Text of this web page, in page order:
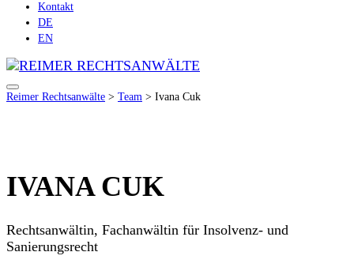
Kontakt
DE
EN
Reimer Rechtsanwälte > Team > Ivana Cuk
IVANA CUK
Rechtsanwältin, Fachanwältin für Insolvenz- und
Sanierungsrecht